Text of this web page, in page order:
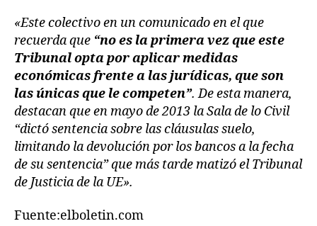
«Este colectivo en un comunicado en el que
recuerda que “no es la primera vez que este
Tribunal opta por aplicar medidas
económicas frente a las jurídicas, que son
las únicas que le competen”. De esta manera,
destacan que en mayo de 2013 la Sala de lo Civil
“dictó sentencia sobre las cláusulas suelo,
limitando la devolución por los bancos a la fecha
de su sentencia” que más tarde matizó el Tribunal
de Justicia de la UE».
Fuente:elboletin.com